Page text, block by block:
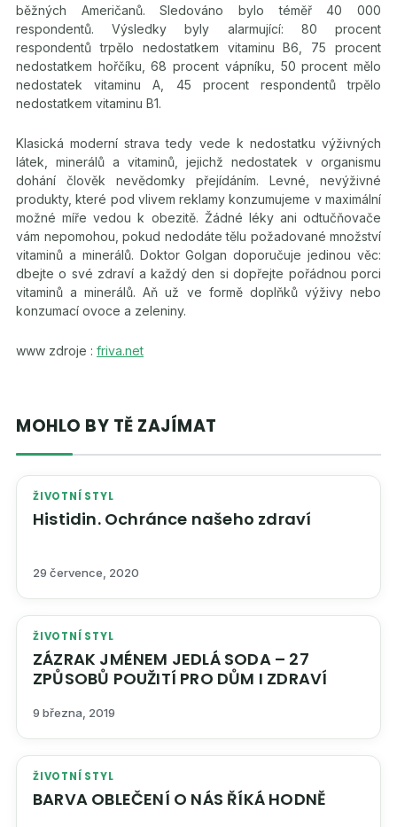
běžných Američanů. Sledováno bylo téměř 40 000
respondentů. Výsledky byly alarmující: 80 procent
respondentů trpělo nedostatkem vitaminu B6, 75 procent
nedostatkem hořčíku, 68 procent vápníku, 50 procent mělo
nedostatek vitaminu A, 45 procent respondentů trpělo
nedostatkem vitaminu B1.
Klasická moderní strava tedy vede k nedostatku výživných
látek, minerálů a vitaminů, jejichž nedostatek v organismu
dohání člověk nevědomky přejídáním. Levné, nevýživné
produkty, které pod vlivem reklamy konzumujeme v maximální
možné míře vedou k obezitě. Žádné léky ani odtučňovače
vám nepomohou, pokud nedodáte tělu požadované množství
vitaminů a minerálů. Doktor Golgan doporučuje jedinou věc:
dbejte o své zdraví a každý den si dopřejte pořádnou porci
vitaminů a minerálů. Aň už ve formě doplňků výživy nebo
konzumací ovoce a zeleniny.
www zdroje : friva.net
MOHLO BY TĚ ZAJÍMAT
ŽIVOTNÍ STYL
Histidin. Ochránce našeho zdraví
29 července, 2020
ŽIVOTNÍ STYL
ZÁZRAK JMÉNEM JEDLÁ SODA – 27
ZPŮSOBŮ POUŽITÍ PRO DŮM I ZDRAVÍ
9 března, 2019
ŽIVOTNÍ STYL
BARVA OBLEČENÍ O NÁS ŘÍKÁ HODNĚ